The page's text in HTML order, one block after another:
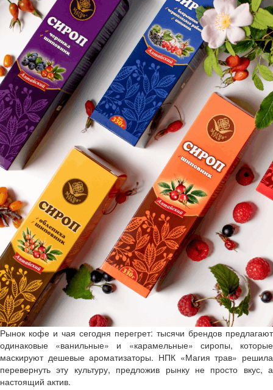
Рынок кофе и чая сегодня перегрет: тысячи брендов предлагают
одинаковые «ванильные» и «карамельные» сиропы, которые
маскируют дешевые ароматизаторы. НПК «Магия трав» решила
перевернуть эту культуру, предложив рынку не просто вкус, а
настоящий актив.